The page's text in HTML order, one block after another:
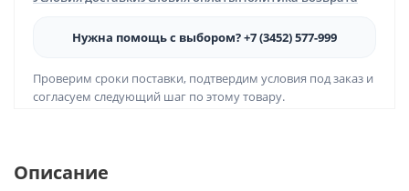
Нужна помощь с выбором? +7 (3452) 577-999
Проверим сроки поставки, подтвердим условия под заказ и
согласуем следующий шаг по этому товару.
Описание